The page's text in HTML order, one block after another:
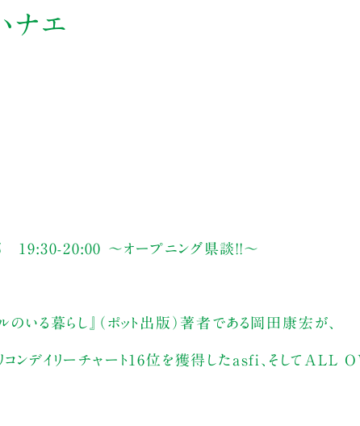
ナエ
19:30-20:00 ～オープニング県談!!～
ルのいる暮らし』（ポット出版）著者である岡田康宏が、
コンデイリーチャート16位を獲得したasfi、そしてALL